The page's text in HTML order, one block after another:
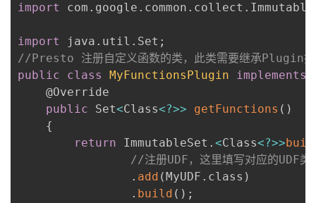
import
com . google . common . collect .
import java . util . Set ;
//Presto 注册自定义函数的类，此类需要继承Plugin
public
class MyFunctionsPlugin implements
    @Override
public Set<Class<?>> getFunctions ( )
{
return ImmutableSet . <Class<?>>
//注册UDF，这里填写对应的UDF类
. add (MyUDF . class )
. build ( ) ;